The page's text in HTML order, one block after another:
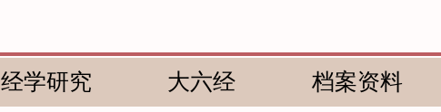
经学研究 大六经 档案资料